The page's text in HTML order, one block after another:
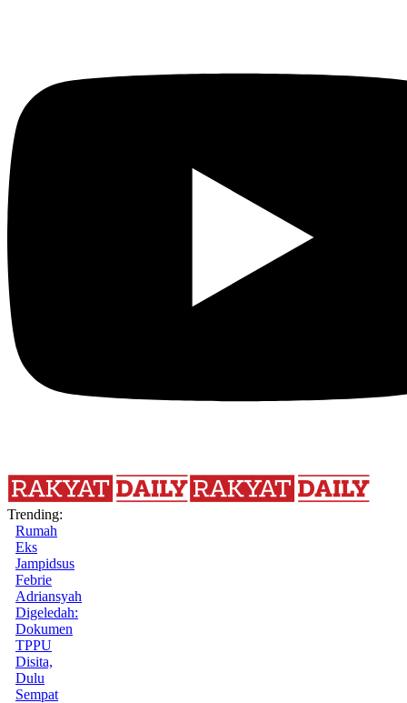
Trending:
Rumah
Eks
Jampidsus
Febrie
Adriansyah
Digeledah:
Dokumen
TPPU
Disita,
Dulu
Sempat